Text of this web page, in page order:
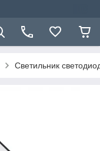
Светильник